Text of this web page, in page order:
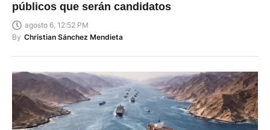
públicos que serán candidatos
agosto 6, 12:52 PM
By Christian Sánchez Mendieta